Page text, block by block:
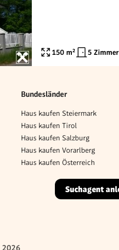
150 m² 5 Zimmer
Bundesländer
Haus kaufen Steiermark
Haus kaufen Tirol
Haus kaufen Salzburg
Haus kaufen Vorarlberg
Haus kaufen Österreich
Suchagent
2026